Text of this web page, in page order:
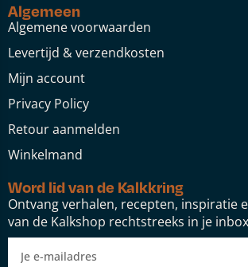
Algemeen
Algemene voorwaarden
Levertijd & verzendkosten
Mijn account
Privacy Policy
Retour aanmelden
Winkelmand
Word lid van de Kalkkring
Ontvang verhalen, recepten, inspiratie
van de Kalkshop rechtstreeks in je